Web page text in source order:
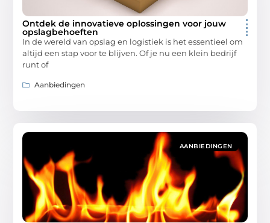
Ontdek de innovatieve oplossingen voor jouw
opslagbehoeften
In de wereld van opslag en logistiek is het essentieel om
altijd een stap voor te blijven. Of je nu een klein bedrijf
runt of
Aanbiedingen
AANBIEDINGEN